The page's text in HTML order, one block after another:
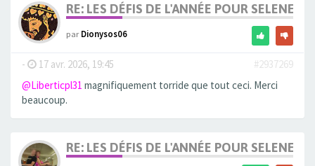
RE: LES DÉFIS DE L'ANNÉE POUR SELENE
parDionysos06
- 17 avr. 2026, 19:45
#2937269
@Liberticpl31 magnifiquement torride que tout ceci. Merci
beaucoup.
RE: LES DÉFIS DE L'ANNÉE POUR SELENE